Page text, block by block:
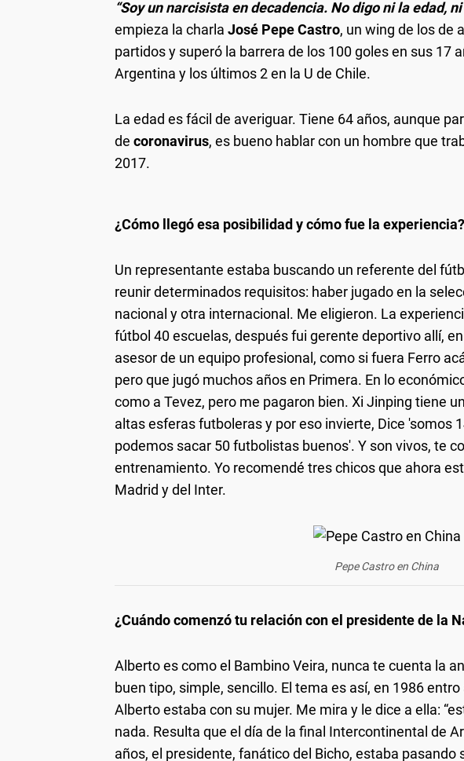
“Soy un narcisista en decadencia. No digo ni la edad,
empieza la charla José Pepe Castro, un wing de los de
partidos y superó la barrera de los 100 goles en sus 17
Argentina y los últimos 2 en la U de Chile.
La edad es fácil de averiguar. Tiene 64 años, aunque
de coronavirus, es bueno hablar con un hombre que
2017.
¿Cómo llegó esa posibilidad y cómo fue la experiencia?
Un representante estaba buscando un referente del
reunir determinados requisitos: haber jugado en la
nacional y otra internacional. Me eligieron. La
fútbol 40 escuelas, después fui gerente deportivo allí,
asesor de un equipo profesional, como si fuera Ferro
pero que jugó muchos años en Primera. En lo
como a Tevez, pero me pagaron bien. Xi Jinping tiene
altas esferas futboleras y por eso invierte, Dice 'somos
podemos sacar 50 futbolistas buenos'. Y son vivos, te
entrenamiento. Yo recomendé tres chicos que ahora
Madrid y del Inter.
Pepe Castro en China
¿Cuándo comenzó tu relación con el presidente de la
Alberto es como el Bambino Veira, nunca te cuenta la
buen tipo, simple, sencillo. El tema es así, en 1986
Alberto estaba con su mujer. Me mira y le dice a ella:
nada. Resulta que el día de la final Intercontinental de
años, el presidente, fanático del Bicho, estaba pasando